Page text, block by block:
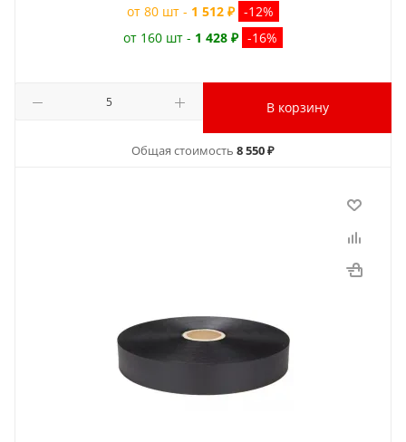
от 80 шт - 1 512 ₽ -12%
от 160 шт - 1 428 ₽ -16%
В корзину
Общая стоимость 8 550 ₽